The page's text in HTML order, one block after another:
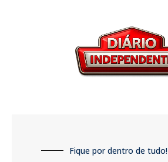
Fique por dentro de tudo!